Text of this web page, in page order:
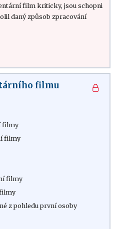
film kriticky, jsou schopni
daný způsob zpracování
filmu
filmy
filmy
filmy
z pohledu první osoby